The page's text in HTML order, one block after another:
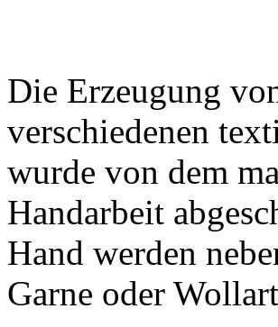
Die Erzeugung
verschiedenen
wurde von dem
Handarbeit
Hand werden
Garne oder